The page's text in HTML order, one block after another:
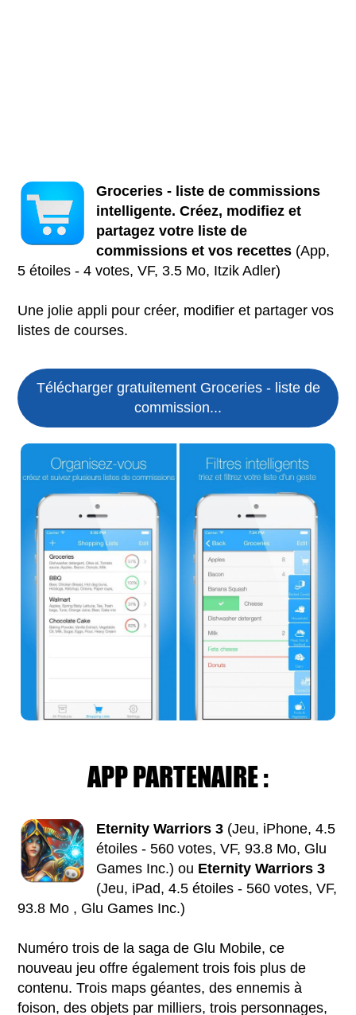
Groceries - liste de commissions
intelligente. Créez, modifiez et
partagez votre liste de
commissions et vos recettes (App,
5 étoiles - 4 votes, VF, 3.5 Mo, Itzik Adler)
Une jolie appli pour créer, modifier et partager vos
listes de courses.
Télécharger gratuitement Groceries - liste de
commission...
APP PARTENAIRE :
Eternity Warriors 3 (Jeu, iPhone, 4.5
étoiles - 560 votes, VF, 93.8 Mo, Glu
Games Inc.) ou Eternity Warriors 3
(Jeu, iPad, 4.5 étoiles - 560 votes, VF,
93.8 Mo , Glu Games Inc.)
Numéro trois de la saga de Glu Mobile, ce
nouveau jeu offre également trois fois plus de
contenu. Trois maps géantes, des ennemis à
foison, des objets par milliers, trois personnages,